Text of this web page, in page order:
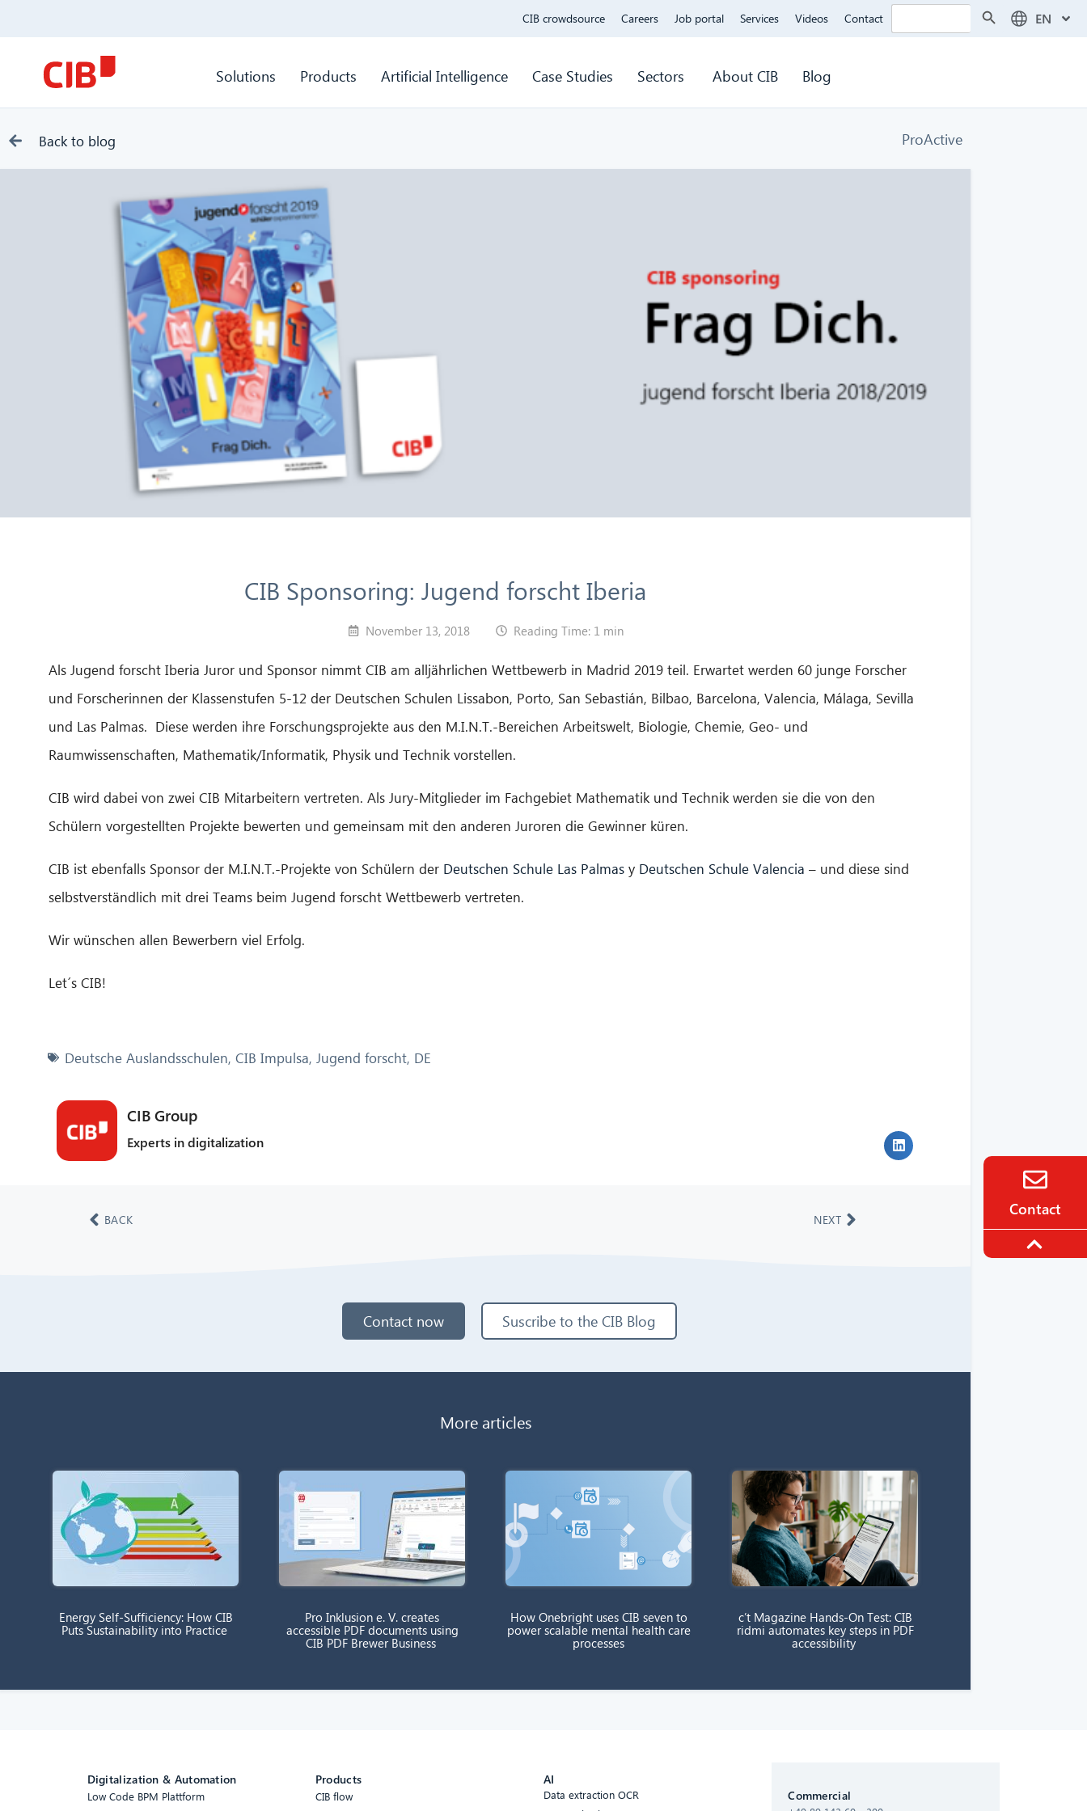
CIB crowdsource Careers Job portal Services Videos Contact Search EN
Solutions Products Artificial Intelligence Case Studies Sectors About CIB Blog
Back to blog ProActive
CIB Sponsoring: Jugend forscht Iberia
November 13, 2018 Reading Time: 1 min
Als Jugend forscht Iberia Juror und Sponsor nimmt CIB am alljährlichen Wettbewerb in Madrid 2019 teil. Erwartet werden 60 junge Forscher
und Forscherinnen der Klassenstufen 5-12 der Deutschen Schulen Lissabon, Porto, San Sebastián, Bilbao, Barcelona, Valencia, Málaga, Sevilla
und Las Palmas. Diese werden ihre Forschungsprojekte aus den M.I.N.T.-Bereichen Arbeitswelt, Biologie, Chemie, Geo- und
Raumwissenschaften, Mathematik/Informatik, Physik und Technik vorstellen.
CIB wird dabei von zwei CIB Mitarbeitern vertreten. Als Jury-Mitglieder im Fachgebiet Mathematik und Technik werden sie die von den
Schülern vorgestellten Projekte bewerten und gemeinsam mit den anderen Juroren die Gewinner küren.
CIB ist ebenfalls Sponsor der M.I.N.T.-Projekte von Schülern der Deutschen Schule Las Palmas y Deutschen Schule Valencia – und diese sind
selbstverständlich mit drei Teams beim Jugend forscht Wettbewerb vertreten.
Wir wünschen allen Bewerbern viel Erfolg.
Let´s CIB!
Deutsche Auslandsschulen, CIB Impulsa, Jugend forscht, DE
CIB Group
Experts in digitalization
BACK NEXT
Contact now Suscribe to the CIB Blog
More articles
Energy Self-Sufficiency: How CIB
Puts Sustainability into Practice
Pro Inklusion e. V. creates
accessible PDF documents using
CIB PDF Brewer Business
How Onebright uses CIB seven to
power scalable mental health care
processes
c’t Magazine Hands-On Test: CIB
ridmi automates key steps in PDF
accessibility
Digitalization & Automation
Low Code BPM Plattform
Products
CIB flow
AI
Data extraction OCR
Commercial
Contact